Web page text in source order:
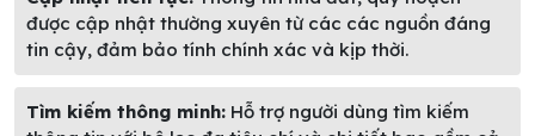
được cập nhật thường xuyên từ các các nguồn đáng
tin cậy, đảm bảo tính chính xác và kịp thời.
Tìm kiếm thông minh: Hỗ trợ người dùng tìm kiếm